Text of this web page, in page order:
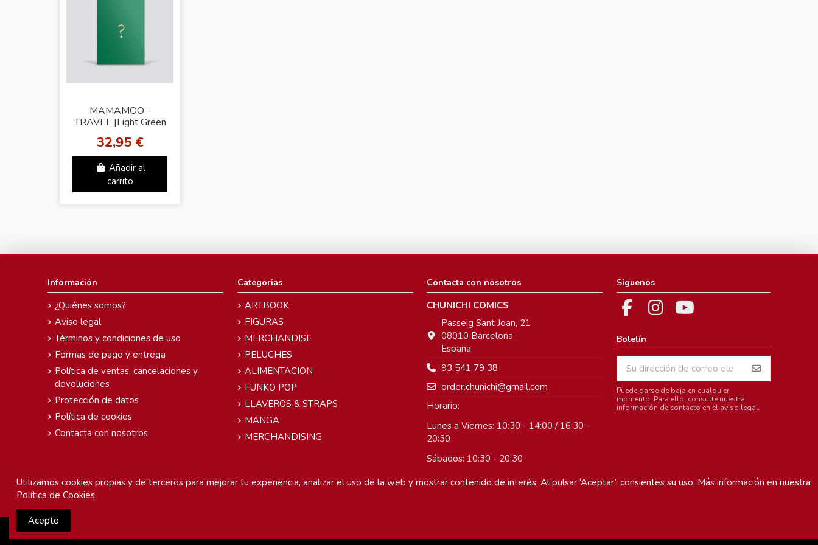
MAMAMOO -
TRAVEL [Light Green
32,95 €
Añadir al
carrito
Información
¿Quiénes somos?
Aviso legal
Términos y condiciones de uso
Formas de pago y entrega
Política de ventas, cancelaciones y
devoluciones
Protección de datos
Política de cookies
Contacta con nosotros
Categorias
ARTBOOK
FIGURAS
MERCHANDISE
PELUCHES
ALIMENTACION
FUNKO POP
LLAVEROS & STRAPS
MANGA
MERCHANDISING
Contacta con nosotros
CHUNICHI COMICS
Passeig Sant Joan, 21
08010 Barcelona
España
93 541 79 38
order.chunichi@gmail.com
Horario:
Lunes a Viernes: 10:30 - 14:00 / 16:30 -
20:30
Sábados: 10:30 - 20:30
Domingos: Cerrado
Síguenos
Boletín
Puede darse de baja en cualquier
momento. Para ello, consulte nuestra
información de contacto en el aviso legal.
Chunichi Comics
Utilizamos cookies propias y de terceros para mejorar tu experiencia, analizar el uso de la web y mostrar contenido de interés. Al pulsar ‘Aceptar’, consientes su uso. Más información en nuestra
Política de Cookies
Acepto